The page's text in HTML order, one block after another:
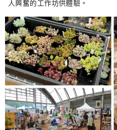
人興奮的工作坊供體驗。